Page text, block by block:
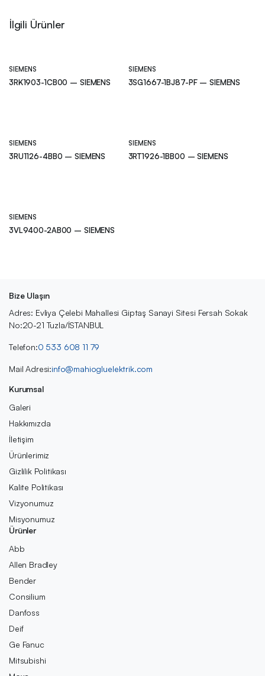
İlgili Ürünler
SIEMENS
3RK1903-1CB00 – SIEMENS
SIEMENS
3SG1667-1BJ87-PF – SIEMENS
SIEMENS
3RU1126-4BB0 – SIEMENS
SIEMENS
3RT1926-1BB00 – SIEMENS
SIEMENS
3VL9400-2AB00 – SIEMENS
Bize Ulaşın
Adres: Evliya Çelebi Mahallesi Giptaş Sanayi Sitesi Fersah Sokak
No:20-21 Tuzla/İSTANBUL
Telefon:0 533 608 11 79
Mail Adresi:info@mahiogluelektrik.com
Kurumsal
Galeri
Hakkımızda
İletişim
Ürünlerimiz
Gizlilik Politikası
Kalite Politikası
Vizyonumuz
Misyonumuz
Ürünler
Abb
Allen Bradley
Bender
Consilium
Danfoss
Deif
Ge Fanuc
Mitsubishi